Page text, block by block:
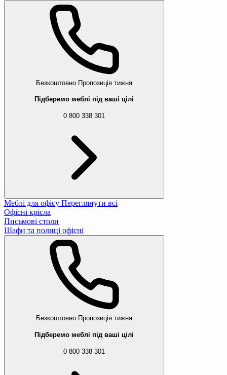
Безкоштовно Пропозиція тижня
Підберемо меблі під ваші цілі
0 800 338 301
Меблі для офісу Переглянути всі
Офісні крісла
Письмові столи
Шафи та полиці офісні
Безкоштовно Пропозиція тижня
Підберемо меблі під ваші цілі
0 800 338 301